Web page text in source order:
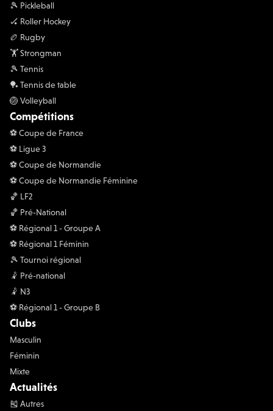
🎾 Pickleball
🏑 Roller Hockey
🏉 Rugby
🏋 Strongman
🎾 Tennis
🏓 Tennis de table
🏐 Volleyball
Compétitions
⚽️ Coupe de France
⚽️ Ligue 3
⚽️ Coupe de Normandie
⚽️ Coupe de Normandie Féminine
🏀 LF2
🏀 Pré-National
⚽️ Régional 1 - Groupe A
⚽️ Régional 1 Féminin
🎾 Tournoi régional
🤾 Pré-national
🤾 N3
⚽️ Régional 1 - Groupe B
Clubs
Masculin
Féminin
Mixte
Actualités
🎽 Autres